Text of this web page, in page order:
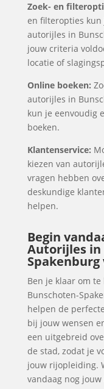
Zoek- en
en filteropties
autorijles in
jouw criteria
locatie of
Online boeken:
autorijles in
kun je eenvoudig
boeken.
Klantenservice:
kiezen van
vragen hebben
deskundige
helpen.
Begin
Autorijles in
Ben je klaar om
Bunschoten-
helpen de
bij jouw wensen
een uitgebreid
de stad, zodat je
jouw rijopleiding.
vandaag nog